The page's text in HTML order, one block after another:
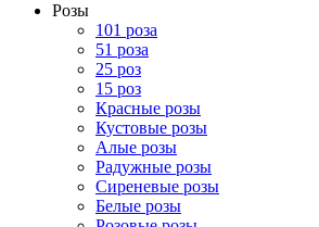
Розы
101 роза
51 роза
25 роз
15 роз
Красные розы
Кустовые розы
Алые розы
Радужные розы
Сиреневые розы
Белые розы